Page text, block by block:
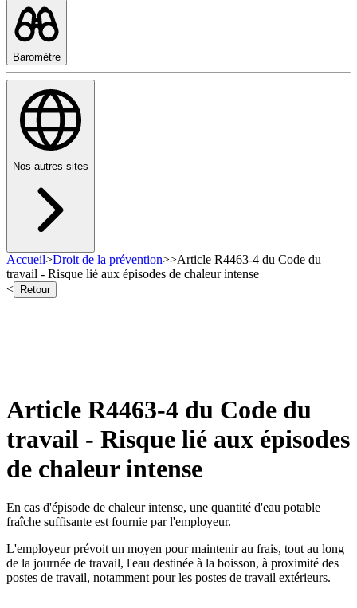
Baromètre
Nos autres sites
Accueil>Droit de la prévention>>Article R4463-4 du Code du
travail - Risque lié aux épisodes de chaleur intense
<
Retour
Article R4463-4 du Code du
travail - Risque lié aux épisodes
de chaleur intense
En cas d'épisode de chaleur intense, une quantité d'eau potable
fraîche suffisante est fournie par l'employeur.
L'employeur prévoit un moyen pour maintenir au frais, tout au long
de la journée de travail, l'eau destinée à la boisson, à proximité des
postes de travail, notamment pour les postes de travail extérieurs.